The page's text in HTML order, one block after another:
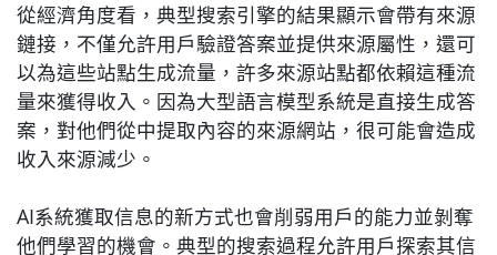
從經濟角度看，典型搜索引擎的結果顯示會帶有來源
鏈接，不僅允許用戶驗證答案並提供來源屬性，還可
以為這些站點生成流量，許多來源站點都依賴這種流
量來獲得收入。因為大型語言模型系統是直接生成答
案，對他們從中提取內容的來源網站，很可能會造成
收入來源減少。
AI系統獲取信息的新方式也會削弱用戶的能力並剝奪
他們學習的機會。典型的搜索過程允許用戶探索其信